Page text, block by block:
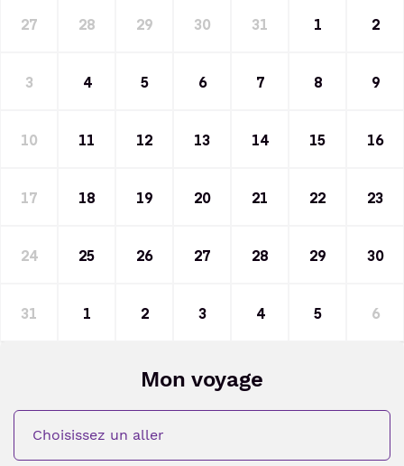
27 28 29 30 31 1 2
3 4 5 6 7 8 9
10 11 12 13 14 15 16
17 18 19 20 21 22 23
24 25 26 27 28 29 30
31 1 2 3 4 5 6
Mon voyage
Choisissez un aller